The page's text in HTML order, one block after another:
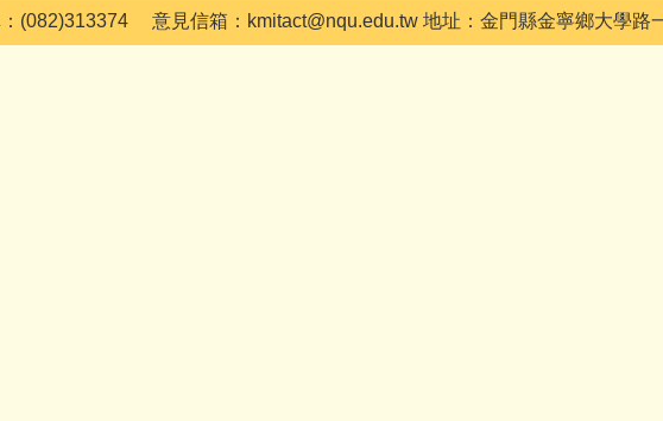
(082)313374 意見信箱：kmitact@nqu.edu.tw 地址：金門縣金寧鄉大學路